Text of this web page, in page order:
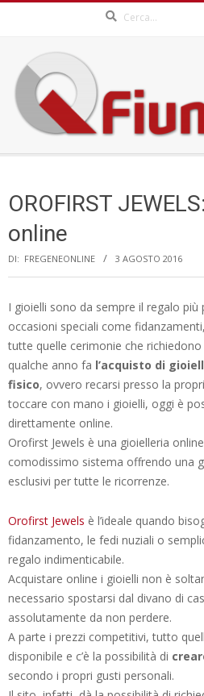
content
Menu
OROFIRST
online
DI: FREGENEONLINE 3 AGOSTO 2016
I gioielli sono da sempre il regalo più
occasioni speciali come
tutte quelle cerimonie che
qualche anno fa l’acquisto di
fisico, ovvero recarsi presso la
toccare con mano i gioielli, oggi è
direttamente online.
Orofirst Jewels è una gioielleria
comodissimo sistema offrendo una
esclusivi per tutte le ricorrenze.
Orofirst Jewels è l’ideale quando
fidanzamento, le fedi nuziali o
regalo indimenticabile.
Acquistare online i gioielli non è
necessario spostarsi dal divano di
assolutamente da non perdere.
A parte i prezzi competitivi, tutto
disponibile e c’è la possibilità di
secondo i propri gusti personali.